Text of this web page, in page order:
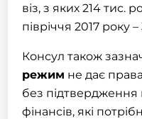
віз, з яких 214 тис.
півріччя 2017 року
Консул також
режим не дає
без підтвердження
фінансів, які